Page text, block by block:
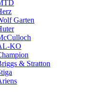
Garten
KO
& Stratton